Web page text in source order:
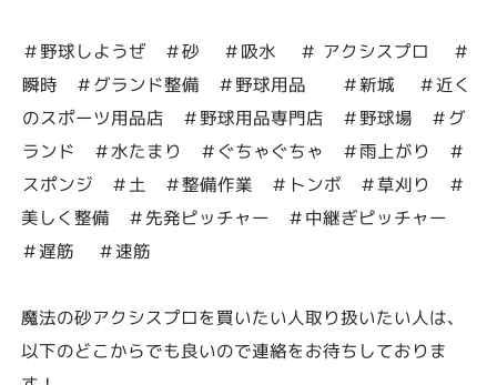
＃野球しようぜ ＃砂 ＃吸水 ＃ アクシスプロ ＃
瞬時 ＃グランド整備 ＃野球用品 ＃新城 ＃近く
のスポーツ用品店 ＃野球用品専門店 ＃野球場 ＃グ
ランド ＃水たまり ＃ぐちゃぐちゃ ＃雨上がり ＃
スポンジ ＃土 ＃整備作業 ＃トンボ ＃草刈り ＃
美しく整備 ＃先発ピッチャー ＃中継ぎピッチャー
＃遅筋 ＃速筋
魔法の砂アクシスプロを買いたい人取り扱いたい人は、
以下のどこからでも良いので連絡をお待ちしておりま